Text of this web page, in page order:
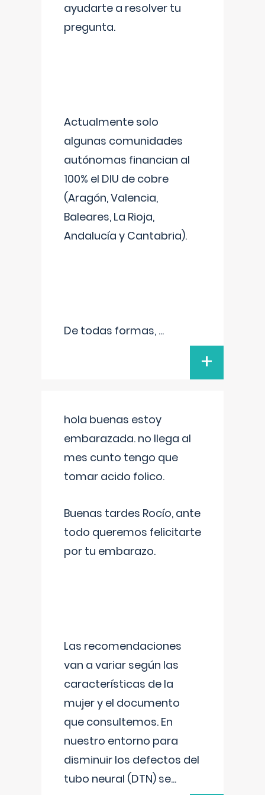
ayudarte a resolver tu
pregunta.
Actualmente solo
algunas comunidades
autónomas financian al
100% el DIU de cobre
(Aragón, Valencia,
Baleares, La Rioja,
Andalucía y Cantabria).
De todas formas, ...
+
hola buenas estoy
embarazada. no llega al
mes cunto tengo que
tomar acido folico.
Buenas tardes Rocío, ante
todo queremos felicitarte
por tu embarazo.
Las recomendaciones
van a variar según las
características de la
mujer y el documento
que consultemos. En
nuestro entorno para
disminuir los defectos del
tubo neural (DTN) se...